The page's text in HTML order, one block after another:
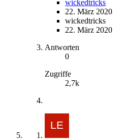
wickedtricks
22. März 2020
wickedtricks
22. März 2020
Antworten
0
Zugriffe
2,7k